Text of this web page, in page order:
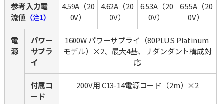
参考入力電
流値 （注1）
4.59A（20
0V）
4.62A（20
0V）
6.53A（20
0V）
6.55A（20
0V）
電
源
パワー
サプラ
イ
1600W パワーサプライ（80PLUS Platinum
モデル）×2、最大4基、リダンダント構成対
応
付属コ
ード
200V用 C13-14電源コード（2m）×2